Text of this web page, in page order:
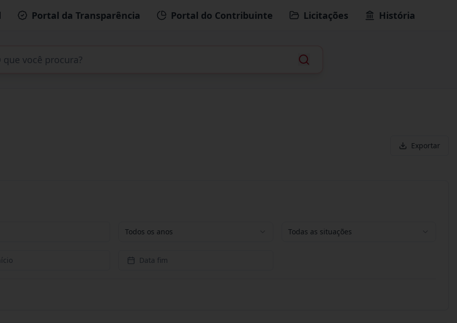
Portal da Transparência Portal do Contribuinte Licitações História
Exportar
Todos os anos Todas as situações
Data fim